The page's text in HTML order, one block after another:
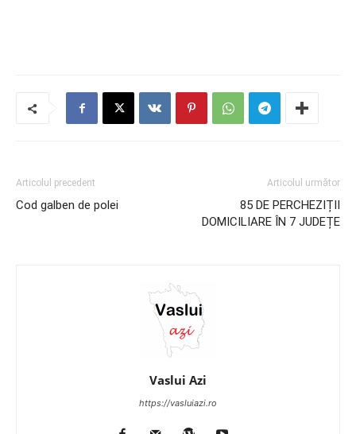
Articolul precedent
Cod galben de polei
Articolul următor
85 DE PERCHEZIȚII
DOMICILIARE ÎN 7 JUDEȚE
Vaslui Azi
https://vasluiazi.ro